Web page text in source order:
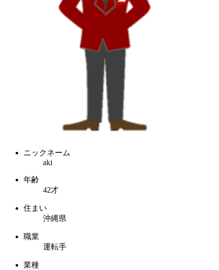
ニックネーム
aki
年齢
42才
住まい
沖縄県
職業
運転手
業種